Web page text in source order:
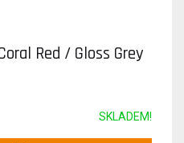
Red / Gloss Grey
SKLADEM!